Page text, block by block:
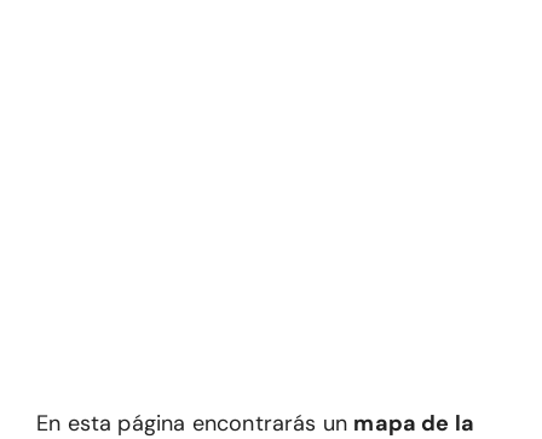
En esta página encontrarás un mapa de la